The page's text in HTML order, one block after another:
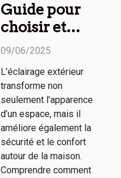
Guide pour
choisir et
installer un
extérieur
efficace
09/06/2025
L’éclairage extérieur
transforme non
seulement l’apparence
d’un espace, mais il
améliore également la
sécurité et le confort
autour de la maison.
Comprendre comment